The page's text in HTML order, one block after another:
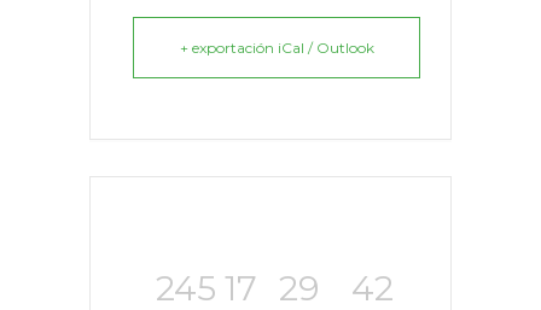
+ exportación iCal / Outlook
245 17 29 42